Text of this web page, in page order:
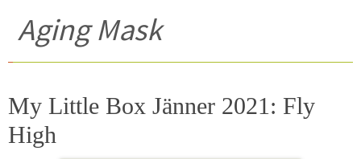
Aging Mask
My Little Box Jänner 2021: Fly
High